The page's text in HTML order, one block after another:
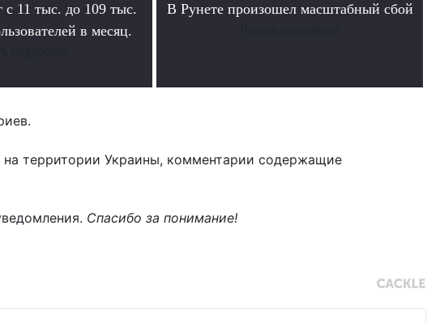
с 11 тыс. до 109 тыс.
в месяц.
В Рунете произошел масштабный сбой
территории Украины, комментарии содержащие
Спасибо за понимание!